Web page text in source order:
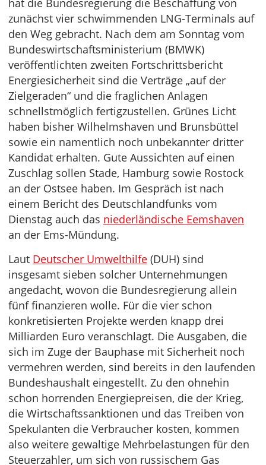
hat die Bundesregierung die Beschaffung von
zunächst vier schwimmenden LNG-Terminals auf
den Weg gebracht. Nach dem am Sonntag vom
Bundeswirtschaftsministerium (BMWK)
veröffentlichten zweiten Fortschrittsbericht
Energiesicherheit sind die Verträge „auf der
Zielgeraden“ und die fraglichen Anlagen
schnellstmöglich fertigzustellen. Grünes Licht
haben bisher Wilhelmshaven und Brunsbüttel
sowie ein namentlich noch unbekannter dritter
Kandidat erhalten. Gute Aussichten auf einen
Zuschlag sollen Stade, Hamburg sowie Rostock
an der Ostsee haben. Im Gespräch ist nach
einem Bericht des Deutschlandfunks vom
Dienstag auch das niederländische Eemshaven
an der Ems-Mündung.
Laut Deutscher Umwelthilfe (DUH) sind
insgesamt sieben solcher Unternehmungen
angedacht, wovon die Bundesregierung allein
fünf finanzieren wolle. Für die vier schon
konkretisierten Projekte werden knapp drei
Milliarden Euro veranschlagt. Die Ausgaben, die
sich im Zuge der Bauphase mit Sicherheit noch
vermehren werden, sind bereits in den laufenden
Bundeshaushalt eingestellt. Zu den ohnehin
schon horrenden Energiepreisen, die der Krieg,
die Wirtschaftssanktionen und das Treiben von
Spekulanten die Verbraucher kosten, kommen
also weitere gewaltige Mehrbelastungen für den
Steuerzahler, um sich von russischem Gas